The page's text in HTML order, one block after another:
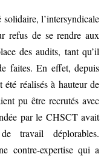
l’intersyndicale
refus de se rendre aux
des audits, tant qu’il
faites. En effet, depuis
réalisés à hauteur de
pu être recrutés avec
par le CHSCT avait
travail déplorables.
contre-expertise qui a